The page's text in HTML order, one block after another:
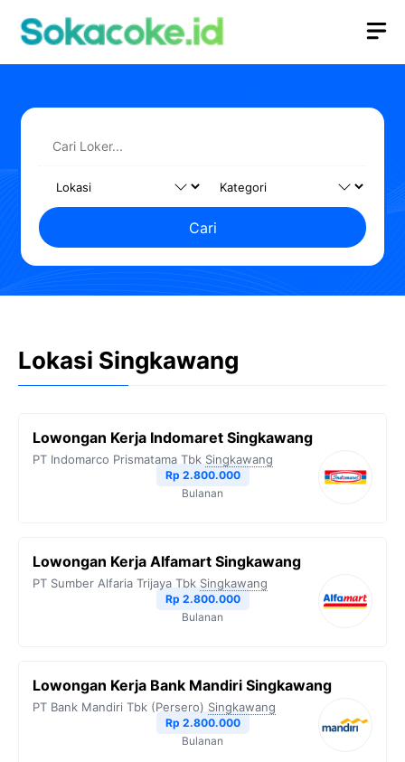
Cari
Lokasi Singkawang
Lowongan Kerja Indomaret Singkawang
PT Indomarco Prismatama Tbk Singkawang
Rp 2.800.000
Bulanan
Lowongan Kerja Alfamart Singkawang
PT Sumber Alfaria Trijaya Tbk Singkawang
Rp 2.800.000
Bulanan
Lowongan Kerja Bank Mandiri Singkawang
PT Bank Mandiri Tbk (Persero) Singkawang
Rp 2.800.000
Bulanan